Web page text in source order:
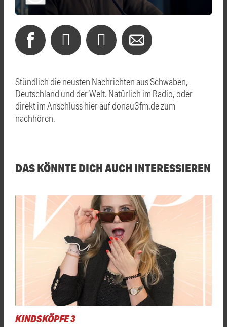
Stündlich die neusten Nachrichten aus Schwaben,
Deutschland und der Welt. Natürlich im Radio, oder
direkt im Anschluss hier auf donau3fm.de zum
nachhören.
DAS KÖNNTE DICH AUCH INTERESSIEREN
KINDSKÖPFE 3